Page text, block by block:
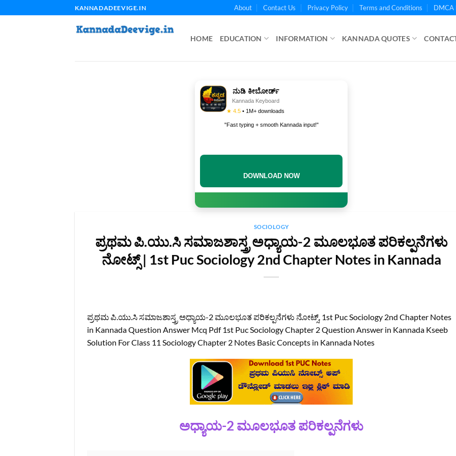
to
KANNADADEEVIGE.IN About Contact Us Privacy Policy Terms and Conditions DMCA
HOME EDUCATION INFORMATION KANNADA QUOTES
ನುಡಿ ಕೀಬೋರ್ಡ್
Kannada Keyboard
★ 4.5 • 1M+ downloads
"Fast typing + smooth Kannada input!"
DOWNLOAD NOW
SOCIOLOGY
ಪ್ರಥಮ ಪಿ.ಯು.ಸಿ ಸಮಾಜಶಾಸ್ತ್ರ ಅಧ್ಯಾಯ-2 ಮೂಲಭೂತ ಪರಿಕಲ್ಪನೆಗಳು
ನೋಟ್ಸ್‌ | 1st Puc Sociology 2nd Chapter Notes in Kannada
ಪ್ರಥಮ ಪಿ.ಯು.ಸಿ ಸಮಾಜಶಾಸ್ತ್ರ ಅಧ್ಯಾಯ-2 ಮೂಲಭೂತ ಪರಿಕಲ್ಪನೆಗಳು ನೋಟ್ಸ್‌, 1st Puc Sociology 2nd Chapter Notes
in Kannada Question Answer Mcq Pdf 1st Puc Sociology Chapter 2 Question Answer in Kannada Kseeb
Solution For Class 11 Sociology Chapter 2 Notes Basic Concepts in Kannada Notes
ಅಧ್ಯಾಯ-2 ಮೂಲಭೂತ ಪರಿಕಲ್ಪನೆಗಳು